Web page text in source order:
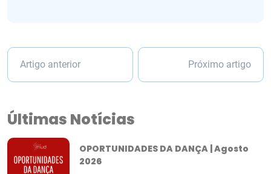
Artigo anterior Próximo artigo
Últimas Notícias
OPORTUNIDADES DA DANÇA | Agosto
2026